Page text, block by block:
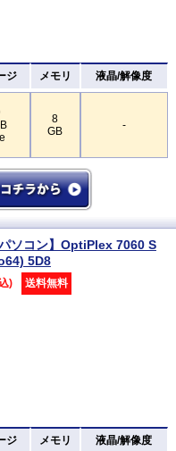
ジ メモリ 液晶/解像度
8
GB
-
ソコン】OptiPlex 7060 S
5D8
) 送料無料
ジ メモリ 液晶/解像度